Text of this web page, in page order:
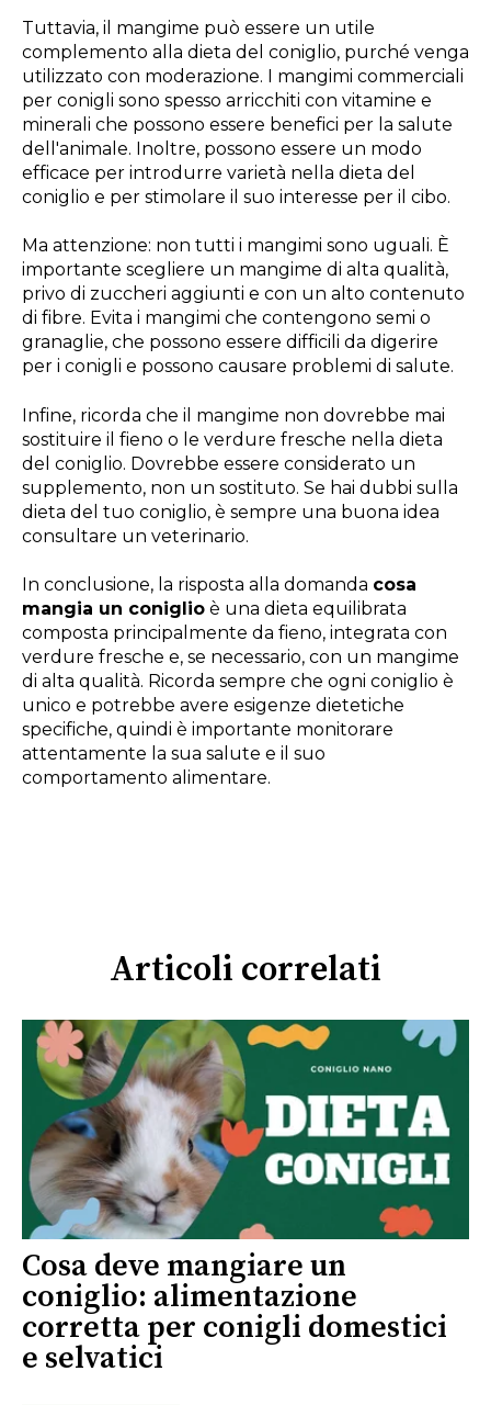
Tuttavia, il mangime può essere un utile
complemento alla dieta del coniglio, purché venga
utilizzato con moderazione. I mangimi commerciali
per conigli sono spesso arricchiti con vitamine e
minerali che possono essere benefici per la salute
dell'animale. Inoltre, possono essere un modo
efficace per introdurre varietà nella dieta del
coniglio e per stimolare il suo interesse per il cibo.
Ma attenzione: non tutti i mangimi sono uguali. È
importante scegliere un mangime di alta qualità,
privo di zuccheri aggiunti e con un alto contenuto
di fibre. Evita i mangimi che contengono semi o
granaglie, che possono essere difficili da digerire
per i conigli e possono causare problemi di salute.
Infine, ricorda che il mangime non dovrebbe mai
sostituire il fieno o le verdure fresche nella dieta
del coniglio. Dovrebbe essere considerato un
supplemento, non un sostituto. Se hai dubbi sulla
dieta del tuo coniglio, è sempre una buona idea
consultare un veterinario.
In conclusione, la risposta alla domanda cosa
mangia un coniglio è una dieta equilibrata
composta principalmente da fieno, integrata con
verdure fresche e, se necessario, con un mangime
di alta qualità. Ricorda sempre che ogni coniglio è
unico e potrebbe avere esigenze dietetiche
specifiche, quindi è importante monitorare
attentamente la sua salute e il suo
comportamento alimentare.
Articoli correlati
Cosa deve mangiare un
coniglio: alimentazione
corretta per conigli domestici
e selvatici